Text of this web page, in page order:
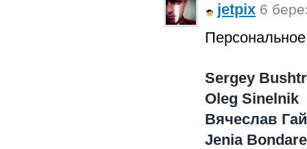
jetpix 6
Sergey
Oleg Sinelnik
Вячеслав
Jenia